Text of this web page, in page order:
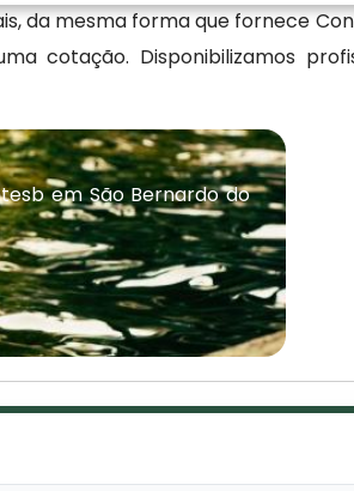
da mesma forma que fornece
cotação. Disponibilizamos
em São Bernardo do